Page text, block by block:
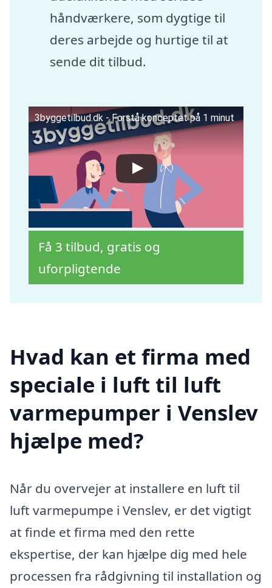
håndværkere, som dygtige til
deres arbejde og hurtige til at
sende dit tilbud.
3byggetilbud.dk - Forstå konceptet på 1 minut
Få 3 tilbud, gratis og
uforpligtende
Hvad kan et firma med
speciale i luft til luft
varmepumper i Venslev
hjælpe med?
Når du overvejer at installere en luft til
luft varmepumpe i Venslev, er det vigtigt
at finde et firma med den rette
ekspertise, der kan hjælpe dig med hele
processen fra rådgivning til installation og